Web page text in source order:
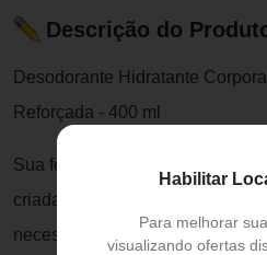
Habilitar
Para melhorar
visualizando ofertas
Descrição do
Desodorante Hidratante
Reforçada - 400 ml
Sua fórmula possui a exclusiva
criada para proporcionar
necessidade da sua pele.